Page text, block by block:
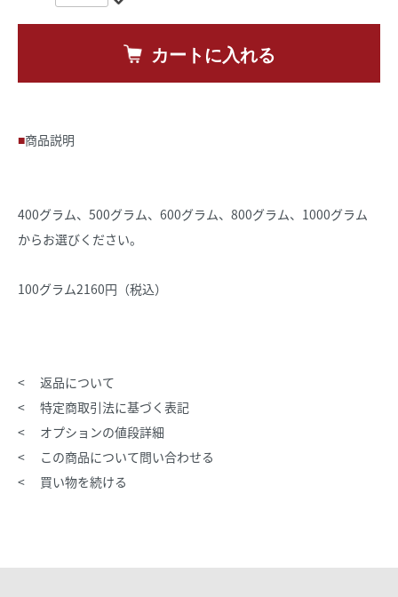
カートに入れる
商品説明
400グラム、500グラム、600グラム、800グラム、1000グラム
からお選びください。
100グラム2160円（税込）
返品について
特定商取引法に基づく表記
オプションの値段詳細
この商品について問い合わせる
買い物を続ける